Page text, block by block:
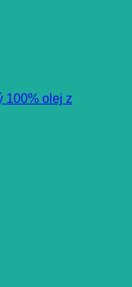
100% olej z